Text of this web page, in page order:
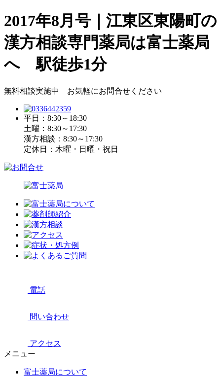
2017年8月号｜江東区東陽町の
漢方相談専門薬局は富士薬局
へ 駅徒歩1分
無料相談実施中 お気軽にお問合せください
平日：8:30～18:30
土曜：8:30～17:30
漢方相談：8:30～17:30
定休日：木曜・日曜・祝日
電話
問い合わせ
アクセス
メニュー
富士薬局について